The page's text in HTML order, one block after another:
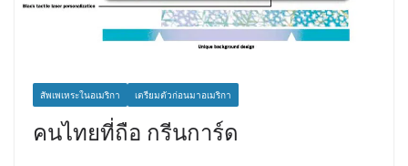
สัพเพเหระในอเมริกา เตรียมตัวก่อนมาอเมริกา
คนไทยที่ถือ กรีนการ์ด